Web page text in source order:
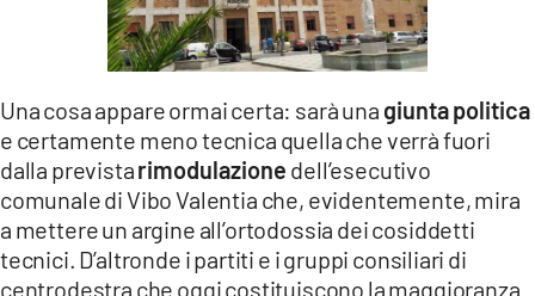
LACONAIR.IT
LACITYMAG.IT
ILREGGINO.IT
COSENZACHANNEL.IT
ILVIBONESE.IT
CATANZAROCHANNEL.IT
Una cosa appare ormai certa: sarà una giunta politica
e certamente meno tecnica quella che verrà fuori
dalla previstarimodulazione dell’esecutivo
comunale di Vibo Valentia che, evidentemente, mira
a mettere un argine all’ortodossia dei cosiddetti
tecnici. D’altronde i partiti e i gruppi consiliari di
centrodestra che oggi costituiscono la maggioranza